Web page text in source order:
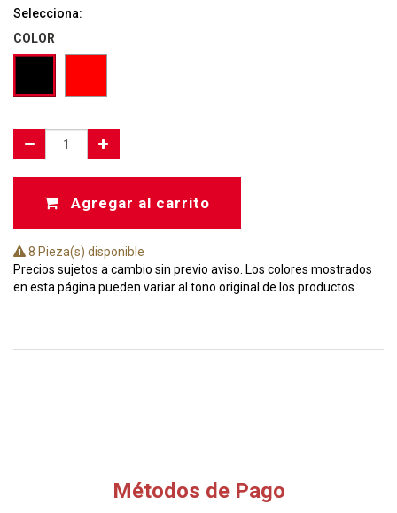
Selecciona:
COLOR
Agregar al carrito
8 Pieza(s) disponible
Precios sujetos a cambio sin previo aviso. Los colores mostrados
en esta página pueden variar al tono original de los productos.
Métodos de Pago